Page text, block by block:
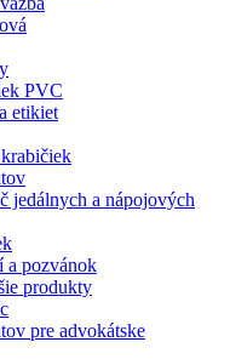
PVC
etikiet
jedálnych a nápojových
a pozvánok
produkty
pre advokátske